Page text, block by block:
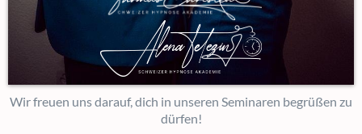
Wir freuen uns darauf, dich in unseren Seminaren begrüßen zu
dürfen!